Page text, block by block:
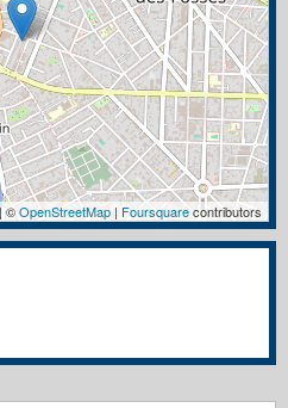
©OpenStreetMap | Foursquarecontributors